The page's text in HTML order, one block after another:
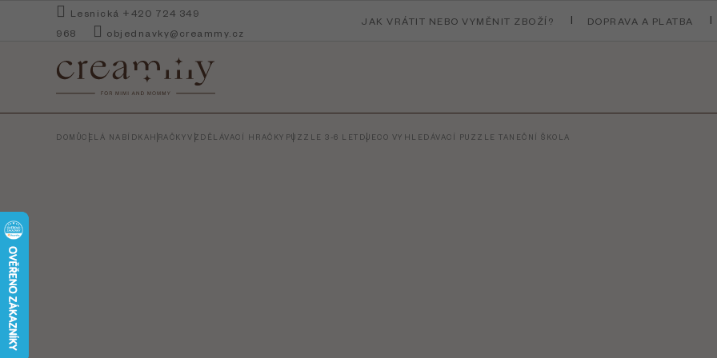
Lesnická +420 724 349
968
objednavky@creammy.cz
JAK VRÁTIT NEBO VYMĚNIT ZBOŽÍ? DOPRAVA A PLATBA
DOMŮCELÁ NABÍDKAHRAČKYVZDĚLÁVACÍ HRAČKY PUZZLE 3-6 LET DJECO VYHLEDÁVACÍ PUZZLE TANEČNÍ ŠKOLA